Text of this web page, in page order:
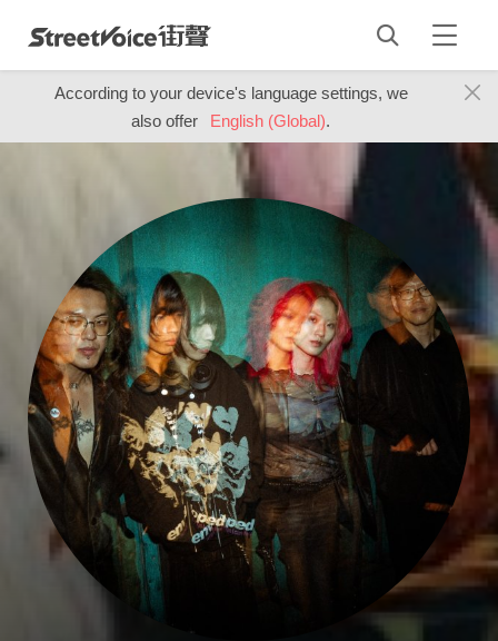
According to your device's language settings, we
also offer
English (Global).